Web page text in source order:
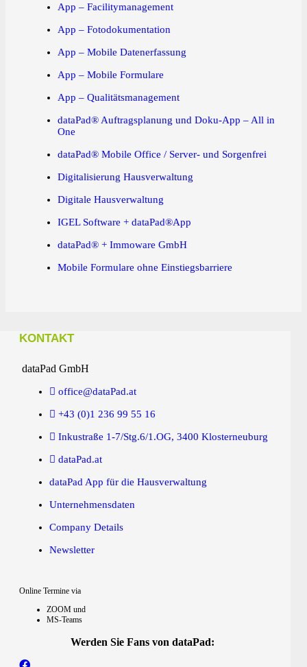
App – Facilitymanagement
App – Fotodokumentation
App – Mobile Datenerfassung
App – Mobile Formulare
App – Qualitätsmanagement
dataPad® Auftragsplanung und Doku-App – All in
One
dataPad® Mobile Office / Server- und Sorgenfrei
Digitalisierung Hausverwaltung
Digitale Hausverwaltung
IGEL Software + dataPad®App
dataPad® + Immoware GmbH
Mobile Formulare ohne Einstiegsbarriere
KONTAKT
dataPad GmbH
office@dataPad.at
+43 (0)1 236 99 55 16
Inkustraße 1-7/Stg.6/1.OG, 3400 Klosterneuburg
dataPad.at
dataPad App für die Hausverwaltung
Unternehmensdaten
Company Details
Newsletter
Online Termine via
ZOOM und
MS-Teams
Werden Sie Fans von dataPad: